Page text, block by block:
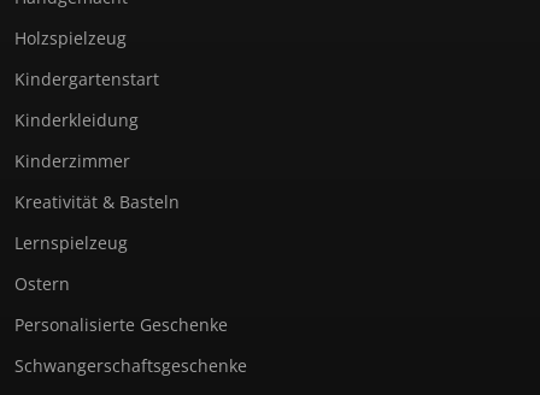
Holzspielzeug
Kindergartenstart
Kinderkleidung
Kinderzimmer
Kreativität & Basteln
Lernspielzeug
Ostern
Personalisierte Geschenke
Schwangerschaftsgeschenke